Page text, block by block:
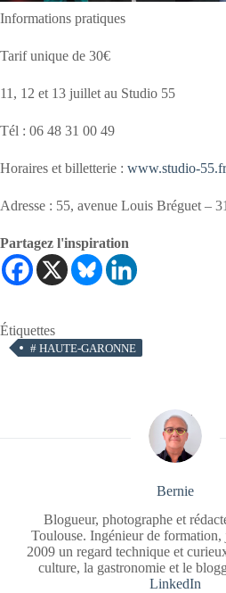
Informations pratiques
Tarif unique de 30€
11, 12 et 13 juillet au Studio 55
Tél : 06 48 31 00 49
Horaires et billetterie : www.studio-55.fr
Adresse : 55, avenue Louis Bréguet –
Partagez l'inspiration
Étiquettes
# HAUTE-GARONNE
Bernie
Blogueur, photographe et
Toulouse. Ingénieur de formation,
2009 un regard technique et
culture, la gastronomie et le
LinkedIn